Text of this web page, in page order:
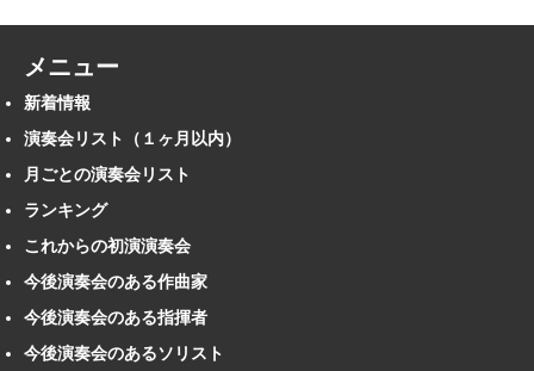
メニュー
新着情報
演奏会リスト（１ヶ月以内）
月ごとの演奏会リスト
ランキング
これからの初演演奏会
今後演奏会のある作曲家
今後演奏会のある指揮者
今後演奏会のあるソリスト